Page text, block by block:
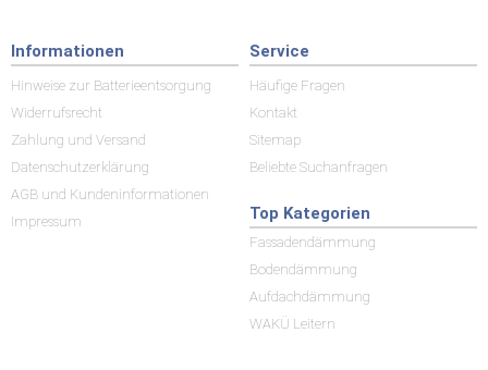
Informationen
Hinweise zur Batterieentsorgung
Widerrufsrecht
Zahlung und Versand
Datenschutzerklärung
AGB und Kundeninformationen
Impressum
Service
Häufige Fragen
Kontakt
Sitemap
Beliebte Suchanfragen
Top Kategorien
Fassadendämmung
Bodendämmung
Aufdachdämmung
WAKÜ Leitern